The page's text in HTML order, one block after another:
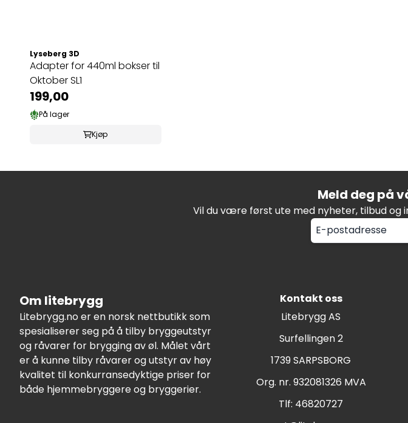
Lyseberg 3D
Adapter for 440ml bokser til
Oktober SL1
199,00
På lager
Kjøp
Meld deg på
Vil du være først ute med nyheter, tilbud og
Om litebrygg
Litebrygg.no er en norsk nettbutikk som
spesialiserer seg på å tilby bryggeutstyr
og råvarer for brygging av øl. Målet vårt
er å kunne tilby råvarer og utstyr av høy
kvalitet til konkurransedyktige priser for
både hjemmebryggere og bryggerier.
Kontakt oss
Litebrygg AS
Surfellingen 2
1739 SARPSBORG
Org. nr. 932081326 MVA
Tlf: 46820727